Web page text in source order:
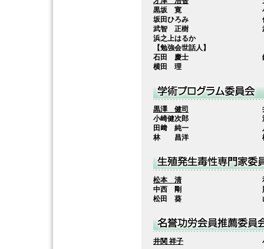
黒坂 寛
坂田ひろみ
武智 正樹
浜之上はるか
【勉強会世話人】
石田 慶士
横田 理
黒澤 健司
小崎健次郎
田﨑 純一
林 昌洋
松本 清
中西 剛
松田 葵
井関 祥子